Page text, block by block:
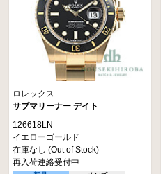
ロレックス
サブマリーナー デイト
126618LN
イエローゴールド
在庫なし (Out of Stock)
再入荷連絡受付中